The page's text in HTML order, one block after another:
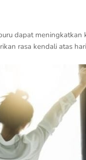
dapat meningkatkan
rasa kendali atas